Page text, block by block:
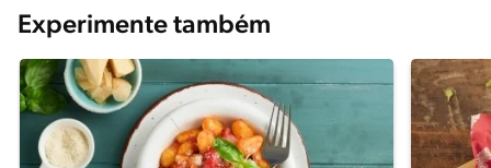
Experimente também